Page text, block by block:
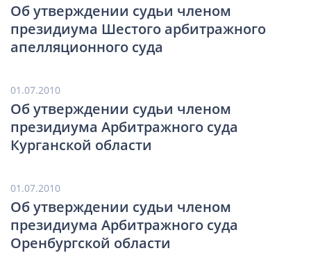
Об утверждении судьи членом
президиума Шестого арбитражного
апелляционного суда
01.07.2010
Об утверждении судьи членом
президиума Арбитражного суда
Курганской области
01.07.2010
Об утверждении судьи членом
президиума Арбитражного суда
Оренбургской области